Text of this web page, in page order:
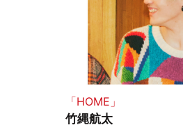
「HOME」
竹縄航太